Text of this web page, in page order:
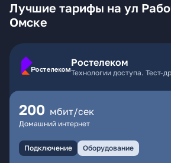
Лучшие тарифы на ул
Омске
Ростелеком
Технологии доступа. Тест-
200 мбит/сек
Домашний интернет
Подключение Оборудование